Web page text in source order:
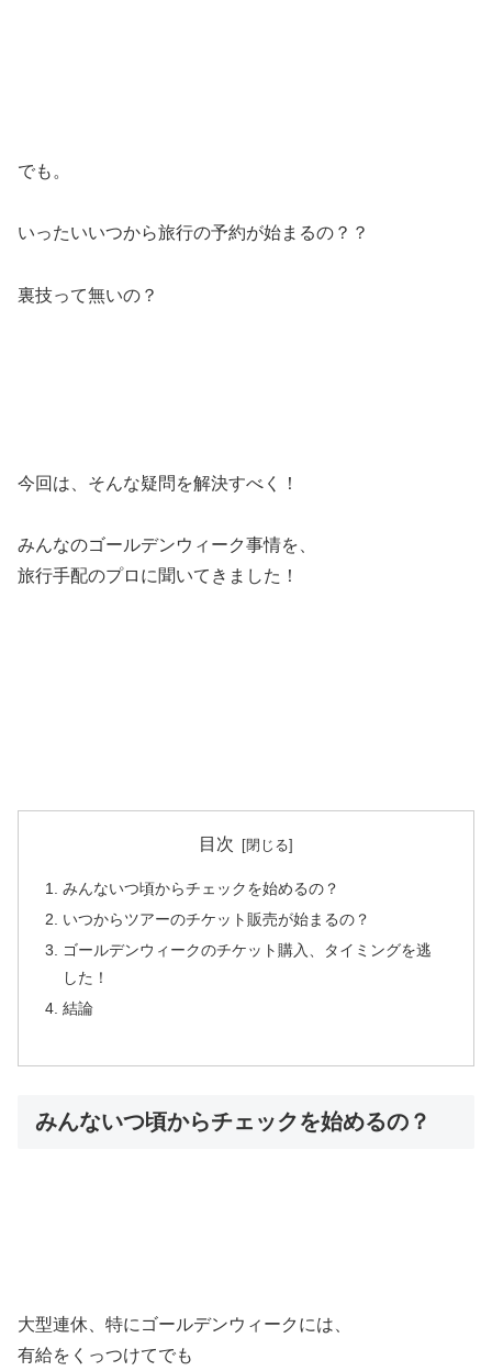
でも。
いったいいつから旅行の予約が始まるの？？
裏技って無いの？
今回は、そんな疑問を解決すべく！
みんなのゴールデンウィーク事情を、
旅行手配のプロに聞いてきました！
目次
みんないつ頃からチェックを始めるの？
いつからツアーのチケット販売が始まるの？
ゴールデンウィークのチケット購入、タイミングを逃
した！
結論
みんないつ頃からチェックを始めるの？
大型連休、特にゴールデンウィークには、
有給をくっつけてでも